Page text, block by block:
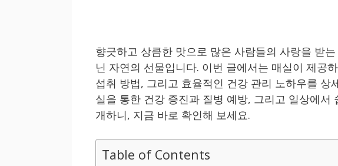
향긋하고 상큼한 맛으로 많은 사람들의 사랑을 받
닌 자연의 선물입니다. 이번 글에서는 매실이 제공
섭취 방법, 그리고 효율적인 건강 관리 노하우를 상
실을 통한 건강 증진과 질병 예방, 그리고 일상에서
개하니, 지금 바로 확인해 보세요.
Table of Contents